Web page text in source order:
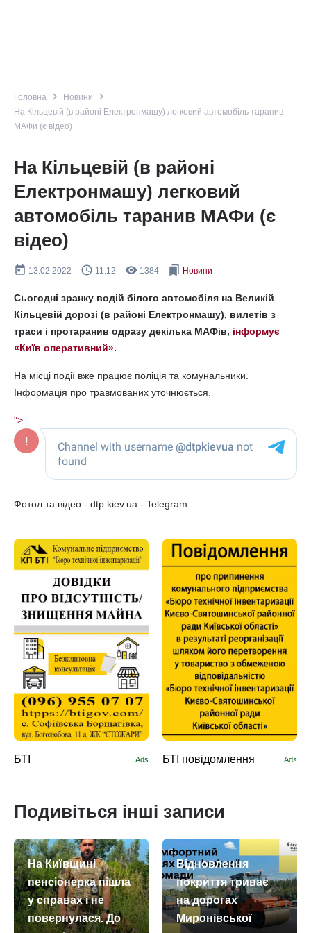
Головна navigate_next Новини navigate_next
На Кільцевій (в районі Електронмашу) легковий автомобіль таранив
МАФи (є відео)
На Кільцевій (в районі
Електронмашу) легковий
автомобіль таранив МАФи (є
відео)
today 13.02.2022 query_builder 11:12 remove_red_eye 1384 bookmarks Новини
Сьогодні зранку водій білого автомобіля на Великій
Кільцевій дорозі (в районі Електронмашу), вилетів з
траси і протаранив одразу декілька МАФів, інформує
«Київ оперативний».
На місці події вже працює поліція та комунальники.
Інформація про травмованих уточнюється.
">
Фотол та відео - dtp.kiev.ua - Telegram
БТІ Ads БТІ повідомлення Ads
Подивіться інші записи
На Київщині
пенсіонерка пішла
у справах і не
повернулася. До
Відновлення
покриття триває
на дорогах
Миронівської